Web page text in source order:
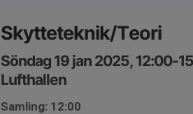
Skytteteknik/Teori
Söndag 19 jan 2025, 12:00-
Lufthallen
Samling: 12:00